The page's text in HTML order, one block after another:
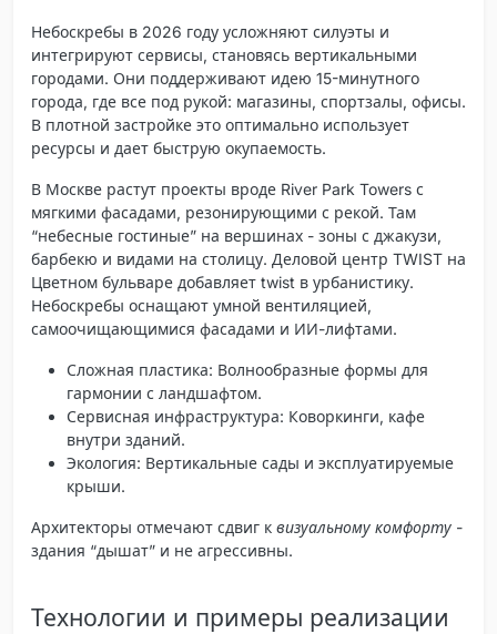
Небоскребы в 2026 году усложняют силуэты и
интегрируют сервисы, становясь вертикальными
городами. Они поддерживают идею 15-минутного
города, где все под рукой: магазины, спортзалы, офисы.
В плотной застройке это оптимально использует
ресурсы и дает быструю окупаемость.
В Москве растут проекты вроде River Park Towers с
мягкими фасадами, резонирующими с рекой. Там
“небесные гостиные” на вершинах - зоны с джакузи,
барбекю и видами на столицу. Деловой центр TWIST на
Цветном бульваре добавляет twist в урбанистику.
Небоскребы оснащают умной вентиляцией,
самоочищающимися фасадами и ИИ-лифтами.
Сложная пластика: Волнообразные формы для
гармонии с ландшафтом.
Сервисная инфраструктура: Коворкинги, кафе
внутри зданий.
Экология: Вертикальные сады и эксплуатируемые
крыши.
Архитекторы отмечают сдвиг к визуальному комфорту -
здания “дышат” и не агрессивны.
Технологии и примеры реализации